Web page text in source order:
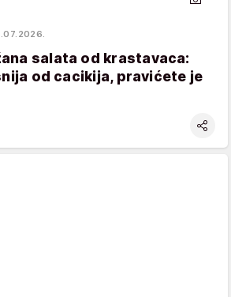
salata od krastavaca:
od cacikija, pravićete je